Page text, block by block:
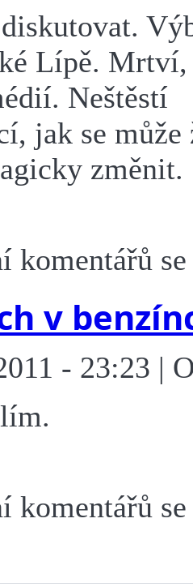
Lípě. Mrtví,
Neštěstí
jak se může
změnit.
komentářů
v
- 23:23 |
komentářů